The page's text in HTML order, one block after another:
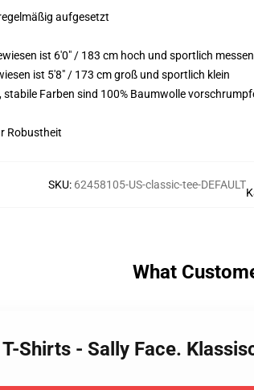
aufgesetzt
ist 6'0" / 183 cm hoch und sportlich
ist 5'8" / 173 cm groß und sportlich klein
Farben sind 100% Baumwolle
Robustheit
SKU: 62458105-US-classic-tee-DEFAULT
What
Shirts - Sally Face.